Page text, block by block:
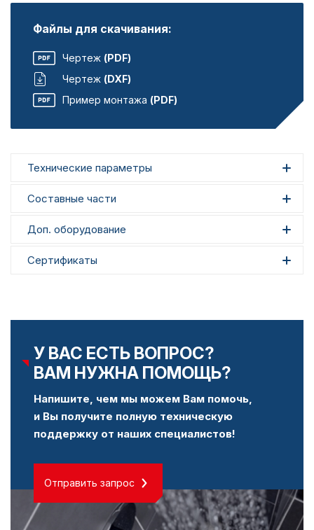
Файлы для скачивания:
Чертеж (PDF)
Чертеж (DXF)
Пример монтажа (PDF)
Технические параметры
Составные части
Доп. оборудование
Сертификаты
У ВАС ЕСТЬ ВОПРОС?
ВАМ НУЖНА ПОМОЩЬ?
Напишите, чем мы можем Вам помочь,
и Вы получите полную техническую
поддержку от наших специалистов!
Отправить запрос